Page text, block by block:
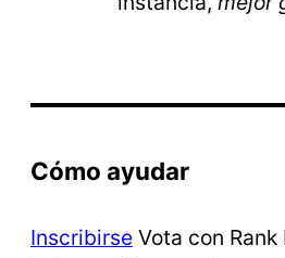
Cómo ayudar
Inscribirse Vota con